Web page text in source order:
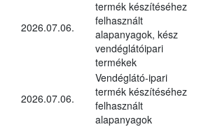
2026.07.06.
termék készítéséhez
felhasznált
alapanyagok, kész
vendéglátóipari
termékek
2026.07.06.
Vendéglátó-ipari
termék készítéséhez
felhasznált
alapanyagok